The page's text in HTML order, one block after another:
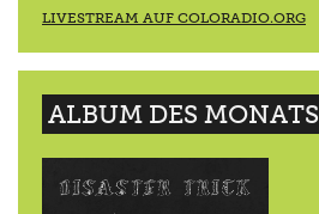
LIVESTREAM AUF COLORADIO.ORG
ALBUM DES MONATS